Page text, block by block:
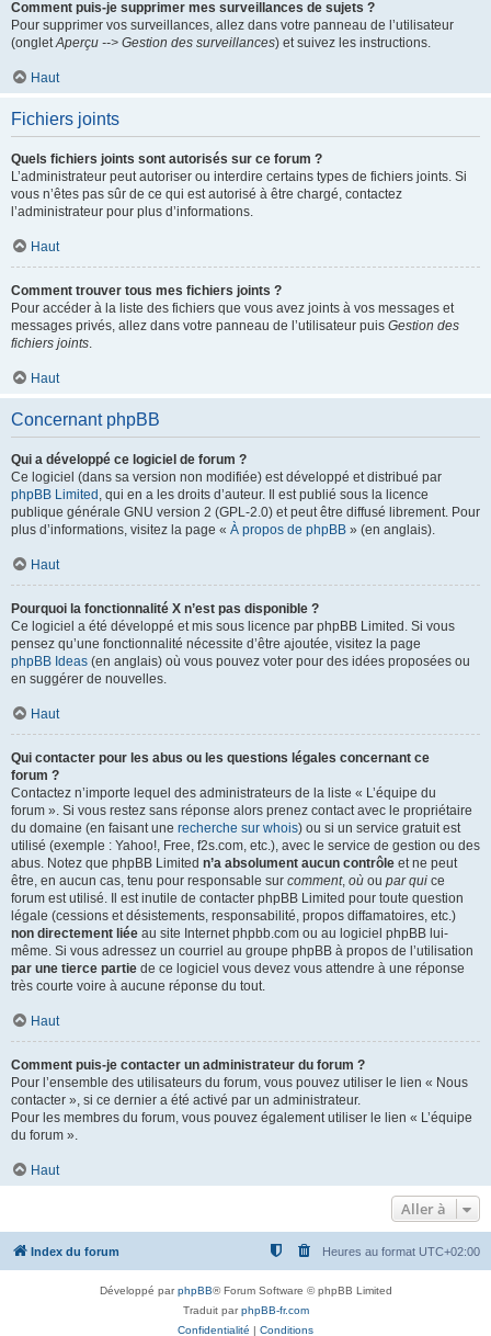
Comment puis-je supprimer mes surveillances de sujets ?
Pour supprimer vos surveillances, allez dans votre panneau de l’utilisateur
(ongletAperçu --> Gestion des surveillances) et suivez les instructions.
Haut
Fichiers joints
Quels fichiers joints sont autorisés sur ce forum ?
L’administrateur peut autoriser ou interdire certains types de fichiers joints. Si
vous n’êtes pas sûr de ce qui est autorisé à être chargé, contactez
l’administrateur pour plus d’informations.
Haut
Comment trouver tous mes fichiers joints ?
Pour accéder à la liste des fichiers que vous avez joints à vos messages et
messages privés, allez dans votre panneau de l’utilisateur puis Gestion des
fichiers joints.
Haut
Concernant phpBB
Qui a développé ce logiciel de forum ?
Ce logiciel (dans sa version non modifiée) est développé et distribué par
phpBB Limited , qui en a les droits d’auteur. Il est publié sous la licence
publique générale GNU version 2 (GPL-2.0) et peut être diffusé librement. Pour
plus d’informations, visitez la page « À propos de phpBB » (en anglais).
Haut
Pourquoi la fonctionnalité X n’est pas disponible ?
Ce logiciel a été développé et mis sous licence par phpBB Limited. Si vous
pensez qu’une fonctionnalité nécessite d’être ajoutée, visitez la page
phpBB Ideas (en anglais) où vous pouvez voter pour des idées proposées ou
en suggérer de nouvelles.
Haut
Qui contacter pour les abus ou les questions légales concernant ce
forum ?
Contactez n’importe lequel des administrateurs de la liste « L’équipe du
forum ». Si vous restez sans réponse alors prenez contact avec le propriétaire
du domaine (en faisant une recherche sur whois) ou si un service gratuit est
utilisé (exemple : Yahoo!, Free, f2s.com, etc.), avec le service de gestion ou des
abus. Notez que phpBB Limited n’a absolument aucun contrôle et ne peut
être, en aucun cas, tenu pour responsable sur comment, où ou par qui ce
forum est utilisé. Il est inutile de contacter phpBB Limited pour toute question
légale (cessions et désistements, responsabilité, propos diffamatoires, etc.)
non directement liée au site Internet phpbb.com ou au logiciel phpBB lui-
même. Si vous adressez un courriel au groupe phpBB à propos de l’utilisation
par une tierce partie de ce logiciel vous devez vous attendre à une réponse
très courte voire à aucune réponse du tout.
Haut
Comment puis-je contacter un administrateur du forum ?
Pour l’ensemble des utilisateurs du forum, vous pouvez utiliser le lien « Nous
contacter », si ce dernier a été activé par un administrateur.
Pour les membres du forum, vous pouvez également utiliser le lien « L’équipe
du forum ».
Haut
Aller à
Index du forum Heures au format UTC+02:00
Développé parphpBB® Forum Software © phpBB Limited
Traduit parphpBB-fr.com
Confidentialité | Conditions